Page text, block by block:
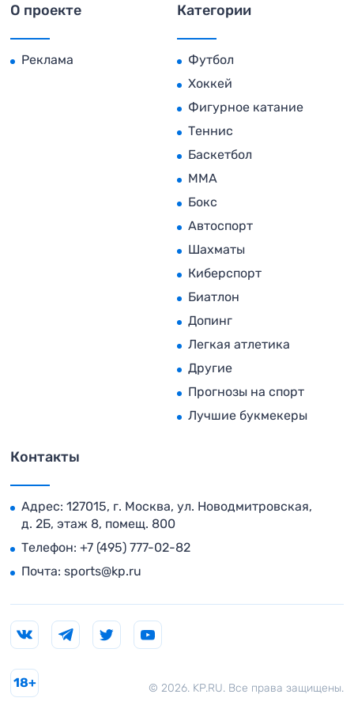
О проекте
Реклама
Категории
Футбол
Хоккей
Фигурное катание
Теннис
Баскетбол
MMA
Бокс
Автоспорт
Шахматы
Киберспорт
Биатлон
Допинг
Легкая атлетика
Другие
Прогнозы на спорт
Лучшие букмекеры
Контакты
Адрес: 127015, г. Москва, ул. Новодмитровская,
д. 2Б, этаж 8, помещ. 800
Телефон: +7 (495) 777-02-82
Почта: sports@kp.ru
© 2026. KP.RU. Все права защищены.
18+